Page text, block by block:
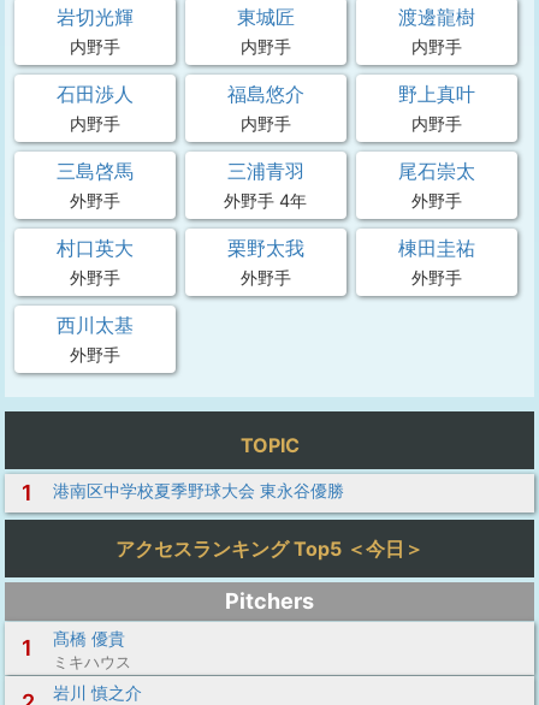
岩切光輝
内野手
東城匠
内野手
渡邊龍樹
内野手
石田渉人
内野手
福島悠介
内野手
野上真叶
内野手
三島啓馬
外野手
三浦青羽
外野手 4年
尾石崇太
外野手
村口英大
外野手
栗野太我
外野手
棟田圭祐
外野手
西川太基
外野手
TOPIC
1 港南区中学校夏季野球大会 東永谷優勝
アクセスランキング Top5 ＜今日＞
Pitchers
1
髙橋 優貴
ミキハウス
岩川 慎之介